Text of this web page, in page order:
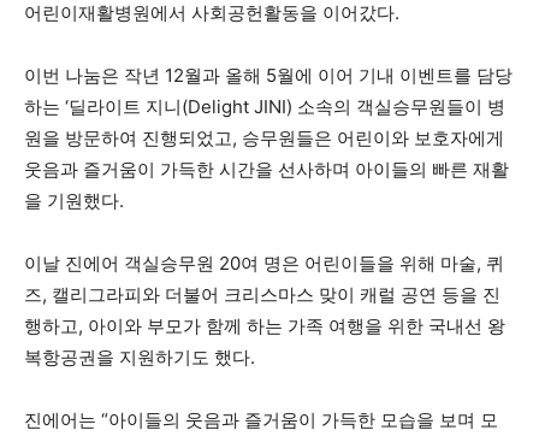
어린이재활병원에서 사회공헌활동을 이어갔다.
이번 나눔은 작년 12월과 올해 5월에 이어 기내 이벤트를 담당
하는 ‘딜라이트 지니(Delight JINI) 소속의 객실승무원들이 병
원을 방문하여 진행되었고, 승무원들은 어린이와 보호자에게
웃음과 즐거움이 가득한 시간을 선사하며 아이들의 빠른 재활
을 기원했다.
이날 진에어 객실승무원 20여 명은 어린이들을 위해 마술, 퀴
즈, 캘리그라피와 더불어 크리스마스 맞이 캐럴 공연 등을 진
행하고, 아이와 부모가 함께 하는 가족 여행을 위한 국내선 왕
복항공권을 지원하기도 했다.
진에어는 “아이들의 웃음과 즐거움이 가득한 모습을 보며 모